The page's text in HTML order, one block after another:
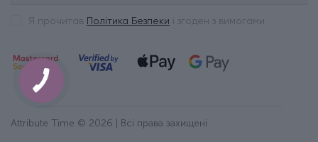
Я прочитав Політика Безпеки і згоден з вимогами
Attribute Time © 2026 | Всі права захищені